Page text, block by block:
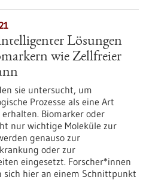
Lösungen
wie Zellfreier
sie untersucht, um
Prozesse als eine Art
Biomarker oder
nur wichtige Moleküle zur
genauso zur
oder zur
eingesetzt. Forscher*innen
hier an einem Schnittpunkt